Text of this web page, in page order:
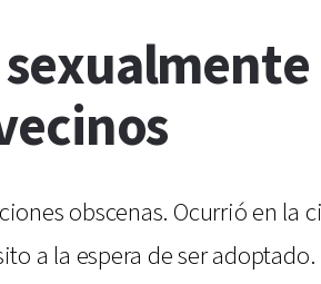
obscenas. Ocurrió en la
a la espera de ser adoptado.